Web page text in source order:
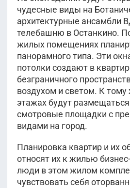
чудесные виды на
архитектурные ансамбли
телебашню в Останкино.
жилых помещениях
панорамного типа. Эти
потолки создают в
безграничного
воздухом и светом. К тому
этажах будут
смотровые площадки с
видами на город.
Планировка квартир и их
относят их к жилью
люди в этом жилом
чувствовать себя